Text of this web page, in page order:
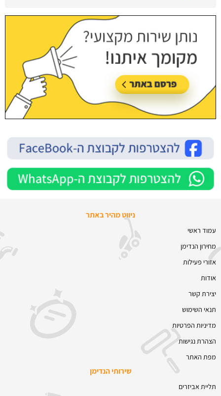
ניווט מהיר באתר
עמוד ראשי
מחירון הנדימן
אזורי פעילות
אודות
יצירת קשר
תנאי השימוש
מדיניות הפרטיות
הצהרת נגישות
מפת האתר
שירותי הנדימן
תליית אביזרים